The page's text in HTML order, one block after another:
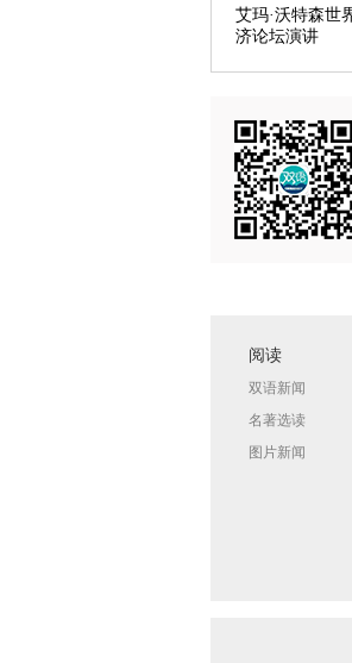
艾玛·沃特森世
济论坛演讲
阅读
双语新闻
名著选读
图片新闻